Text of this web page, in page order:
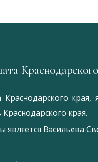
Краснодарского
края.
является Ваcильева